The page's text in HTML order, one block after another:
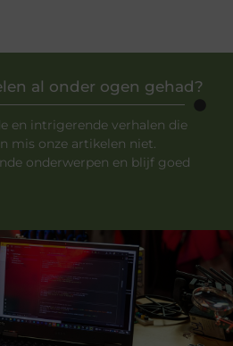
al onder ogen gehad?
en intrigerende verhalen die
mis onze artikelen niet.
onderwerpen en blijf goed